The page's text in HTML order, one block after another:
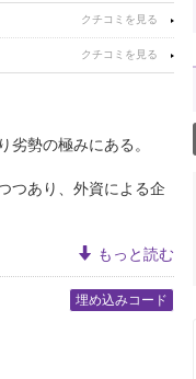
劣勢の極みにある。
つあり、外資による企
もっと読む
埋め込みコード